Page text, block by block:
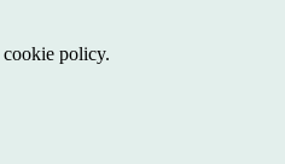
cookie policy.